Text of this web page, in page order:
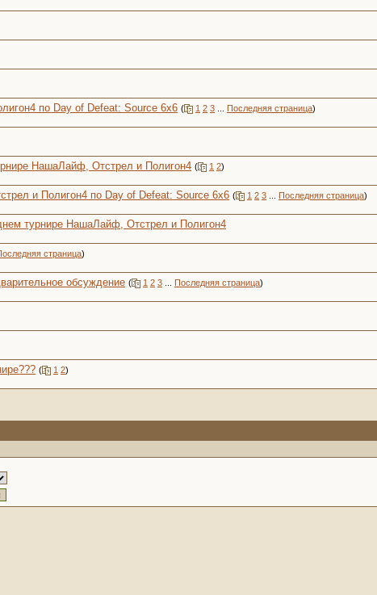
по Day of Defeat: Source 6x6 ( 1 2 3 Последняя страница)
НашаЛайф, Отстрел и Полигон4 ( 1 2)
и Полигон4 по Day of Defeat: Source 6x6 ( 1 2 3 Последняя страница)
турнире НашаЛайф, Отстрел и Полигон4
страница)
обсуждение ( 1 2 3 Последняя страница)
( 1 2)